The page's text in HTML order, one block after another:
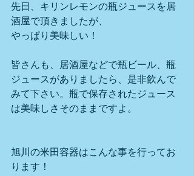
先日、キリンレモンの瓶ジュースを居
酒屋で頂きましたが、
やっぱり美味しい！
皆さんも、居酒屋などで瓶ビール、瓶
ジュースがありましたら、是非飲んで
みて下さい。瓶で保存されたジュース
は美味しさそのままですよ。
旭川の米田容器はこんな事を行ってお
ります！